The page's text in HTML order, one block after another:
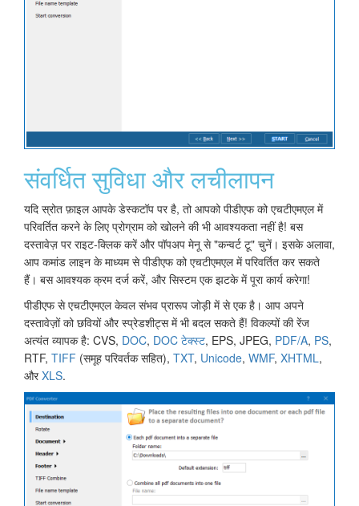
संवर्धित सुविधा और लचीलापन
यदि स्रोत फ़ाइल आपके डेस्कटॉप पर है, तो आपको पीडीएफ को एचटीएमएल में
परिवर्तित करने के लिए प्रोग्राम को खोलने की भी आवश्यकता नहीं है! बस
दस्तावेज़ पर राइट-क्लिक करें और पॉपअप मेनू से "कन्वर्ट टू" चुनें। इसके अलावा,
आप कमांड लाइन के माध्यम से पीडीएफ को एचटीएमएल में परिवर्तित कर सकते
हैं। बस आवश्यक क्रम दर्ज करें, और सिस्टम एक झटके में पूरा कार्य करेगा!
पीडीएफ से एचटीएमएल केवल संभव प्रारूप जोड़ी में से एक है। आप अपने
दस्तावेज़ों को छवियों और स्प्रेडशीट्स में भी बदल सकते हैं! विकल्पों की रेंज
अत्यंत व्यापक है: CVS, DOC, DOC टेक्स्ट, EPS, JPEG, PDF/A, PS,
RTF, TIFF (समूह परिवर्तक सहित), TXT, Unicode, WMF, XHTML,
औरXLS.